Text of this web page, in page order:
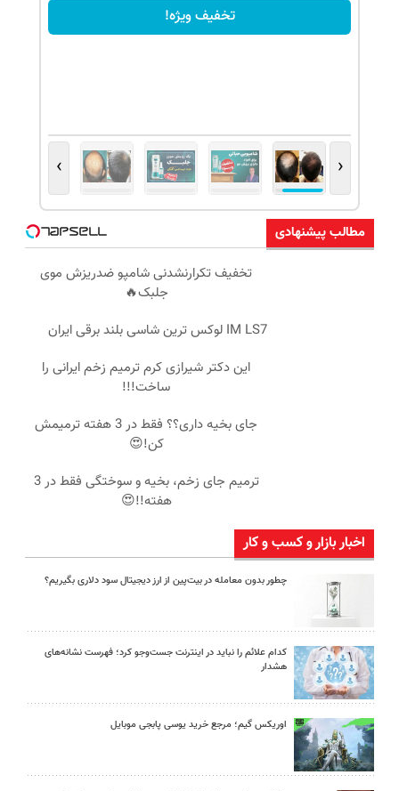
تخفیف ویژه!
‹
›
مطالب پیشنهادی
تخفیف تکرارنشدنی شامپو ضدریزش موی
جلبک🔥
IM LS7 لوکس ترین شاسی بلند برقی ایران
این دکتر شیرازی کرم ترمیم زخم ایرانی را
ساخت!!!
جای بخیه داری؟؟ فقط در 3 هفته ترمیمش
کن!😍
ترمیم جای زخم، بخیه و سوختگی فقط در 3
هفته!!😍
اخبار بازار و کسب و کار
چطور بدون معامله در بیت‌پین از ارز دیجیتال سود دلاری بگیریم؟
کدام علائم را نباید در اینترنت جست‌وجو کرد؛ فهرست نشانه‌های
هشدار
اوریکس گیم؛ مرجع خرید یوسی پابجی موبایل